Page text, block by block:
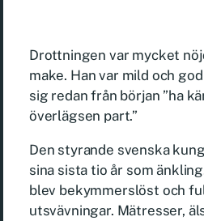
Drottningen var mycket
make. Han var mild och
sig redan från början ”ha
överlägsen part.”
Den styrande svenska
sina sista tio år som
blev bekymmerslöst och
utsvävningar. Mätresser,